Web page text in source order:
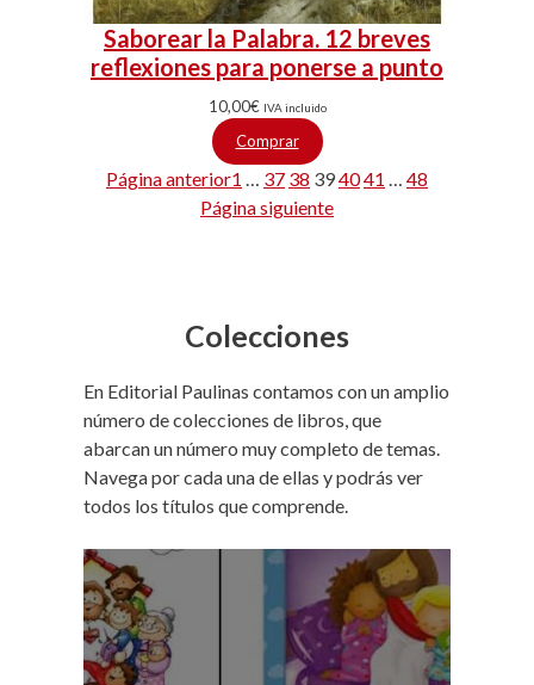
Saborear la Palabra. 12 breves
reflexiones para ponerse a punto
10,00€ IVA incluido
Comprar
Página anterior1 37 38 394041
48
Página siguiente
Colecciones
En Editorial Paulinas contamos con un amplio
número de colecciones de libros, que
abarcan un número muy completo de temas.
Navega por cada una de ellas y podrás ver
todos los títulos que comprende.